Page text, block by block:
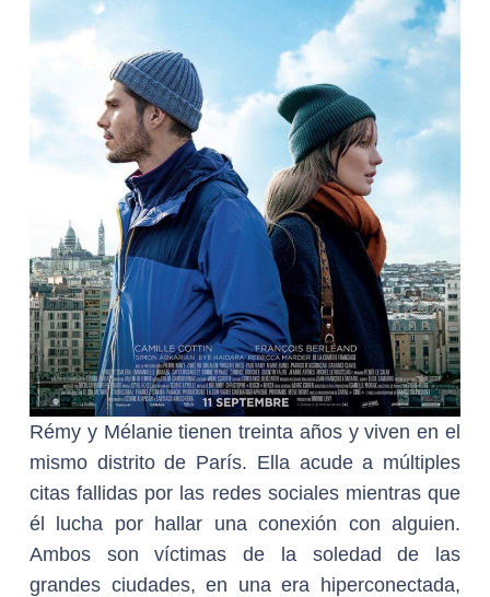
Rémy y Mélanie tienen treinta años y viven en el
mismo distrito de París. Ella acude a múltiples
citas fallidas por las redes sociales mientras que
él lucha por hallar una conexión con alguien.
Ambos son víctimas de la soledad de las
grandes ciudades, en una era hiperconectada,